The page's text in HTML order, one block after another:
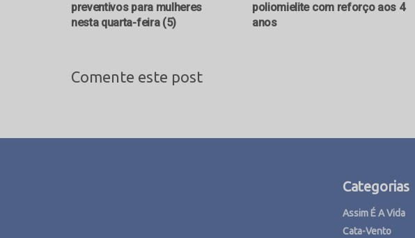
preventivos para mulheres
nesta quarta-feira (5)
poliomielite com reforço aos 4
anos
Comente este post
Categorias
Assim É A Vida
Cata-Vento